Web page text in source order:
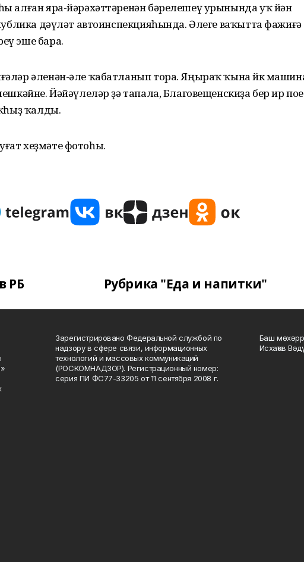
алған яра-йәрәхәттәренән бәрелешеү урынында уҡ йән
дәүләт автоинспекцияһында. Әлеге ваҡытта фажиғә
эше бара.
әленән-әле ҡабатланып тора. Яңыраҡ ҡына йөк
Йәйәүлеләр ҙә тапала, Благовещенскиҙа бер ир
ҡалды.
хеҙмәте фотоһы.
РБ Рубрика "Еда и напитки"
Зарегистрировано Федеральной службой по
надзору в сфере связи, информационных
технологий и массовых коммуникаций
(РОСКОМНАДЗОР). Регистрационный номер:
серия ПИ ФС77-33205 от 11 сентября 2008 г.
Баш
Исхаҡов